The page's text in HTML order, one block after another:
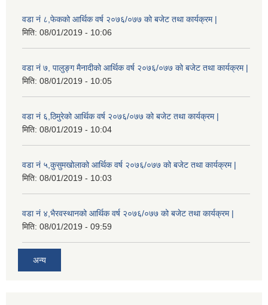
वडा नं ८,फेकको आर्थिक वर्ष २०७६/०७७ को बजेट तथा कार्यक्रम |
मिति: 08/01/2019 - 10:06
वडा नं ७, पालुङ्ग मैनादीको आर्थिक वर्ष २०७६/०७७ को बजेट तथा कार्यक्रम |
मिति: 08/01/2019 - 10:05
वडा नं ६,ठिमुरेको आर्थिक वर्ष २०७६/०७७ को बजेट तथा कार्यक्रम |
मिति: 08/01/2019 - 10:04
वडा नं ५,कुसुमखोलाको आर्थिक वर्ष २०७६/०७७ को बजेट तथा कार्यक्रम |
मिति: 08/01/2019 - 10:03
वडा नं ४,भैरवस्थानको आर्थिक वर्ष २०७६/०७७ को बजेट तथा कार्यक्रम |
मिति: 08/01/2019 - 09:59
अन्य